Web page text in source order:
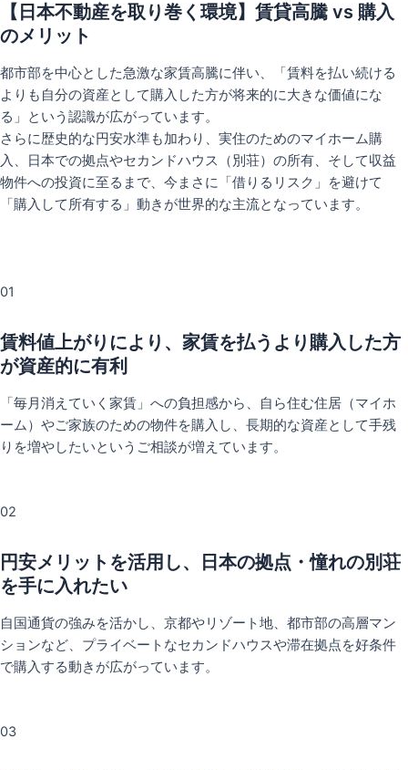
【日本不動産を取り巻く環境】賃貸高騰 vs 購入
のメリット
都市部を中心とした急激な家賃高騰に伴い、「賃料を払い続ける
よりも自分の資産として購入した方が将来的に大きな価値にな
る」という認識が広がっています。
さらに歴史的な円安水準も加わり、実住のためのマイホーム購
入、日本での拠点やセカンドハウス（別荘）の所有、そして収益
物件への投資に至るまで、今まさに「借りるリスク」を避けて
「購入して所有する」動きが世界的な主流となっています。
01
賃料値上がりにより、家賃を払うより購入した方
が資産的に有利
「毎月消えていく家賃」への負担感から、自ら住む住居（マイホ
ーム）やご家族のための物件を購入し、長期的な資産として手残
りを増やしたいというご相談が増えています。
02
円安メリットを活用し、日本の拠点・憧れの別荘
を手に入れたい
自国通貨の強みを活かし、京都やリゾート地、都市部の高層マン
ションなど、プライベートなセカンドハウスや滞在拠点を好条件
で購入する動きが広がっています。
03